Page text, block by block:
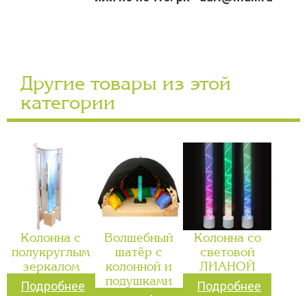
Другие товары из этой
категории
Колонна с
полукруглым
зеркалом
Подробнее
Волшебный
шатёр с
колонной и
подушками
Колонна со
световой
ЛИАНОЙ
Подробнее